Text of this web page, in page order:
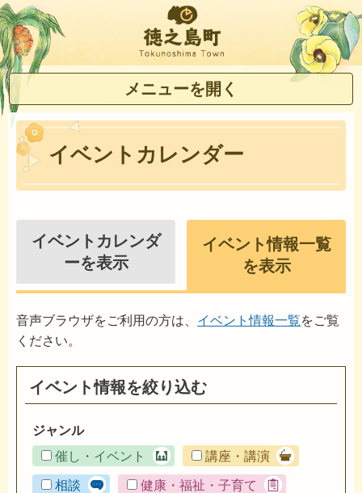
徳之島町
メニューを開く
イベントカレンダー
イベントカレンダ
ーを表示
イベント情報一覧
を表示
音声ブラウザをご利用の方は、 イベント情報一覧をご覧
ください。
イベント情報を絞り込む
ジャンル
催し・イベント
講座・講演
相談 健康・福祉・子育て